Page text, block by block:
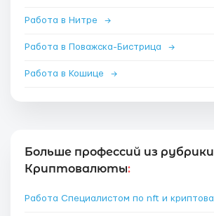
Работа в Нитре →
Работа в Поважска-Бистрица →
Работа в Кошице →
Больше профессий из рубрики
Криптовалюты: